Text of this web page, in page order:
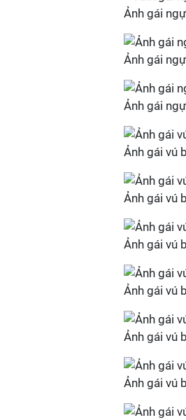
Ảnh gái
Ảnh gái
Ảnh gái
Ảnh gái vú
Ảnh gái vú
Ảnh gái vú
Ảnh gái vú
Ảnh gái vú
Ảnh gái vú